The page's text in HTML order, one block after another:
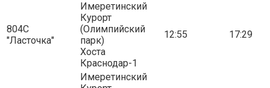
804С
"Ласточка"
Имеретинский
Курорт
(Олимпийский
парк)
Хоста
Краснодар-1
12:55 17:29
Имеретинский